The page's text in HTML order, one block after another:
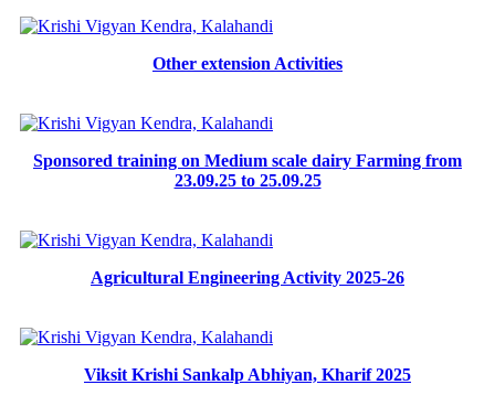
Other extension Activities
Sponsored training on Medium scale dairy Farming from
23.09.25 to 25.09.25
Agricultural Engineering Activity 2025-26
Viksit Krishi Sankalp Abhiyan, Kharif 2025